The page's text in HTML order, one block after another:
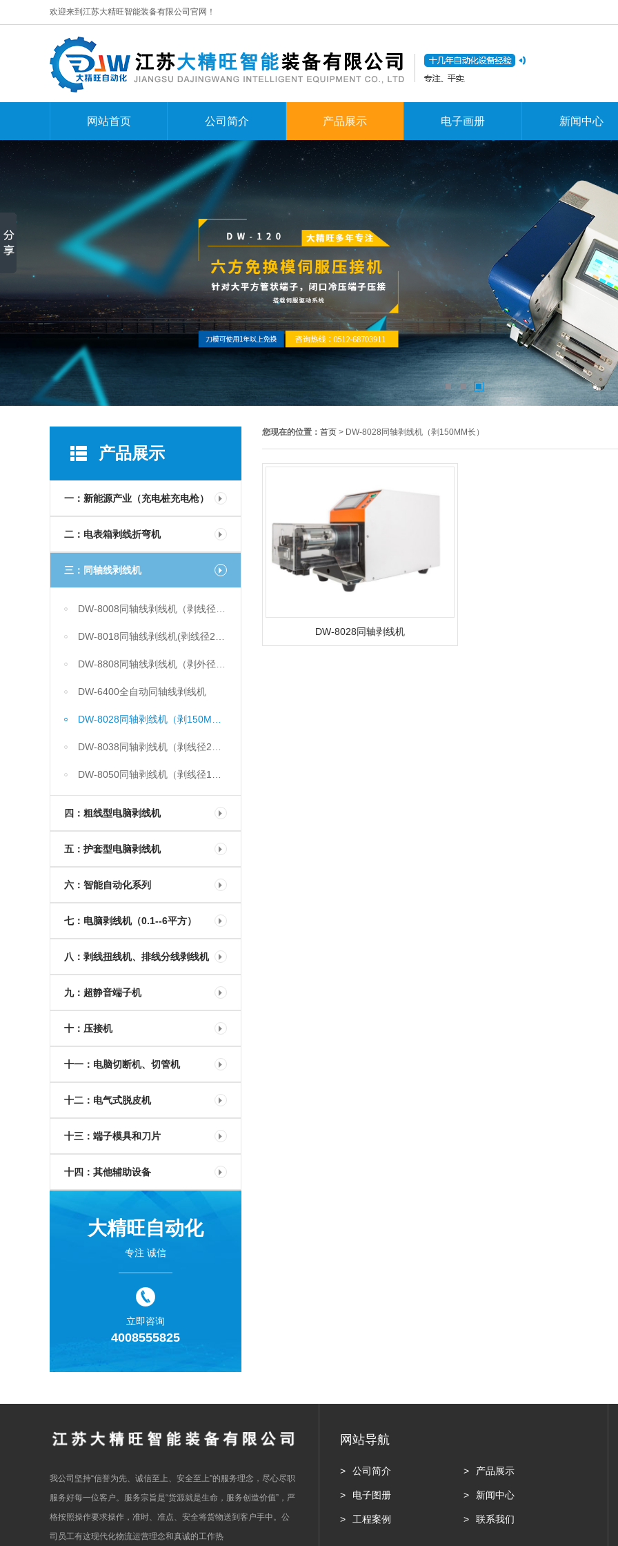
欢迎来到江苏大精旺智能装备有限公司官网！
网站首页 公司简介 产品展示 电子画册 新闻中心
产品展示
一：新能源产业（充电桩充电枪）
二：电表箱剥线折弯机
三：同轴线剥线机
DW-8008同轴线剥线机（剥线径7MMM)
DW-8018同轴线剥线机(剥线径2-19MM）
DW-8808同轴线剥线机（剥外径3-32MM）
DW-6400全自动同轴线剥线机
DW-8028同轴剥线机（剥150MM长）
DW-8038同轴剥线机（剥线径24MM）
DW-8050同轴剥线机（剥线径10-50MM）
四：粗线型电脑剥线机
五：护套型电脑剥线机
六：智能自动化系列
七：电脑剥线机（0.1--6平方）
八：剥线扭线机、排线分线剥线机
九：超静音端子机
十：压接机
十一：电脑切断机、切管机
十二：电气式脱皮机
十三：端子模具和刀片
十四：其他辅助设备
大精旺自动化
专注 诚信
立即咨询
4008555825
您现在的位置： 首页> DW-8028同轴剥线机（剥150MM长）
DW-8028同轴剥线机
我公司坚持“信誉为先、诚信至上、安全至上”的服务理念，尽心尽职
服务好每一位客户。服务宗旨是“货源就是生命，服务创造价值”，严
格按照操作要求操作，准时、准点、安全将货物送到客户手中。公
司员工有这现代化物流运营理念和真诚的工作热
网站导航
公司简介 产品展示
电子图册 新闻中心
工程案例 联系我们